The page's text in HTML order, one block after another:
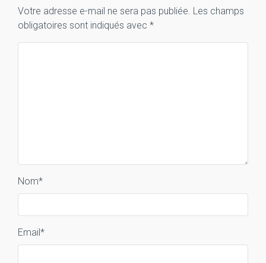
Votre adresse e-mail ne sera pas publiée. Les champs
obligatoires sont indiqués avec *
Nom*
Email*